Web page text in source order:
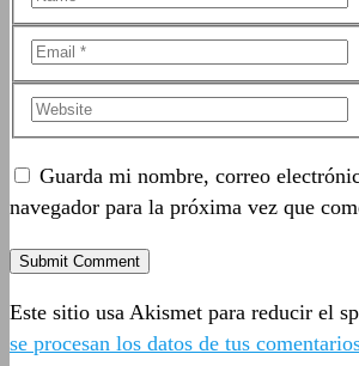
Guarda mi nombre, correo
navegador para la próxima vez que
Este sitio usa Akismet para reducir el
se procesan los datos de tus